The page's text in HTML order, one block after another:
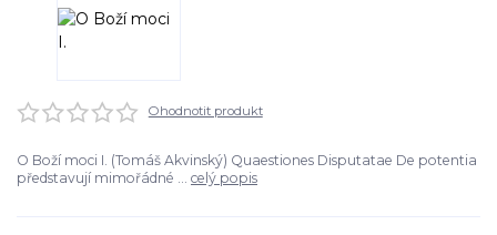
Ohodnotit produkt
O Boží moci I. (Tomáš Akvinský) Quaestiones Disputatae De potentia
představují mimořádné ... celý popis